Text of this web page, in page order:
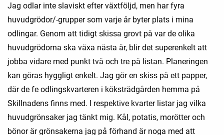
Jag odlar inte slaviskt efter växtföljd, men har fyra
huvudgrödor/-grupper som varje år byter plats i mina
odlingar. Genom att tidigt skissa grovt på var de olika
huvudgrödorna ska växa nästa år, blir det superenkelt att
jobba vidare med punkt två och tre på listan. Planeringen
kan göras hyggligt enkelt. Jag gör en skiss på ett papper,
där de fe odlingskvarteren i köksträdgården hemma på
Skillnadens finns med. I respektive kvarter listar jag vilka
huvudgrönsaker jag tänkt mig. Kål, potatis, morötter och
bönor är grönsakerna jag på förhand är noga med att